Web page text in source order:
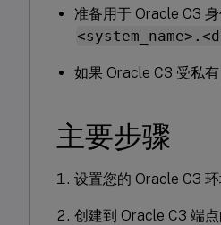
准备用于 Oracle C3
如果 Oracle C3 受私
主要步骤
设置您的 Oracle C3 环
创建到 Oracle C3 端点